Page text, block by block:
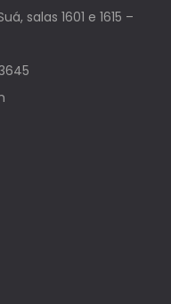
salas 1601 e 1615 –